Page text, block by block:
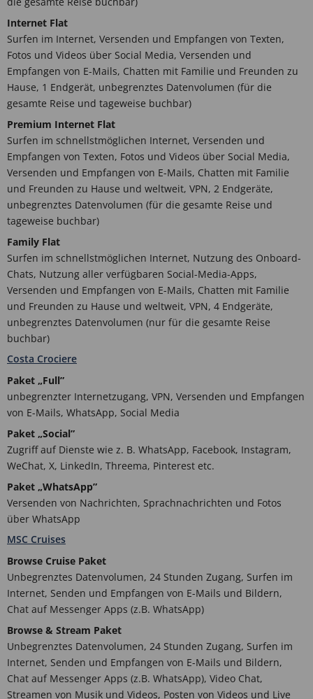
Internet Flat
Surfen im Internet, Versenden und Empfangen von Texten,
Fotos und Videos über Social Media, Versenden und
Empfangen von E-Mails, Chatten mit Familie und Freunden zu
Hause, 1 Endgerät, unbegrenztes Datenvolumen (für die
gesamte Reise und tageweise buchbar)
Premium Internet Flat
Surfen im schnellstmöglichen Internet, Versenden und
Empfangen von Texten, Fotos und Videos über Social Media,
Versenden und Empfangen von E-Mails, Chatten mit Familie
und Freunden zu Hause und weltweit, VPN, 2 Endgeräte,
unbegrenztes Datenvolumen (für die gesamte Reise und
tageweise buchbar)
Family Flat
Surfen im schnellstmöglichen Internet, Nutzung des Onboard-
Chats, Nutzung aller verfügbaren Social-Media-Apps,
Versenden und Empfangen von E-Mails, Chatten mit Familie
und Freunden zu Hause und weltweit, VPN, 4 Endgeräte,
unbegrenztes Datenvolumen (nur für die gesamte Reise
buchbar)
Costa Crociere
Paket „Full”
unbegrenzter Internetzugang, VPN, Versenden und Empfangen
von E-Mails, WhatsApp, Social Media
Paket „Social”
Zugriff auf Dienste wie z. B. WhatsApp, Facebook, Instagram,
WeChat, X, LinkedIn, Threema, Pinterest etc.
Paket „WhatsApp”
Versenden von Nachrichten, Sprachnachrichten und Fotos
über WhatsApp
MSC Cruises
Browse Cruise Paket
Unbegrenztes Datenvolumen, 24 Stunden Zugang, Surfen im
Internet, Senden und Empfangen von E-Mails und Bildern,
Chat auf Messenger Apps (z.B. WhatsApp)
Browse & Stream Paket
Unbegrenztes Datenvolumen, 24 Stunden Zugang, Surfen im
Internet, Senden und Empfangen von E-Mails und Bildern,
Chat auf Messenger Apps (z.B. WhatsApp), Video Chat,
Streamen von Musik und Videos, Posten von Videos und Live